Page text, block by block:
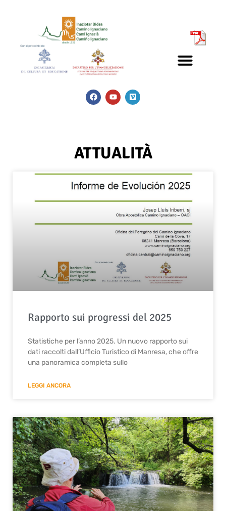
ATTUALITÀ
Rapporto sui progressi del 2025
Statistiche per l’anno 2025. Un nuovo rapporto sui
dati raccolti dall’Ufficio Turistico di Manresa, che offre
una panoramica completa sullo
LEGGI ANCORA